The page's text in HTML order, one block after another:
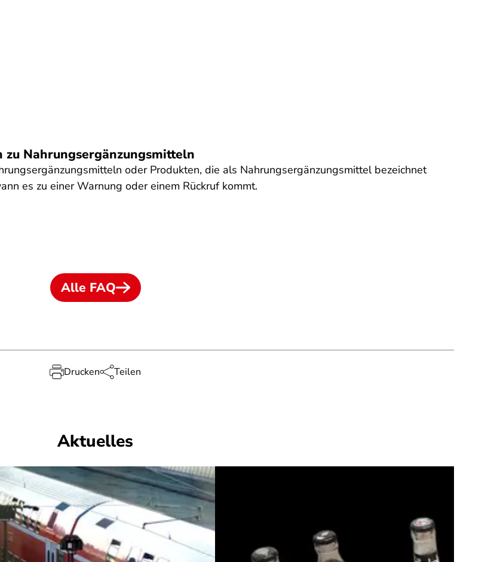
Nahrungsergänzungsmitteln
oder Produkten, die als Nahrungsergänzungsmittel bezeichnet
es zu einer Warnung oder einem Rückruf kommt.
Alle FAQ
Drucken Teilen
Aktuelles